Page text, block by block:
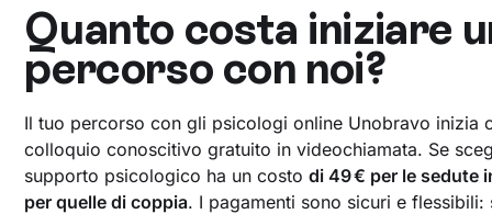
Quanto costa iniziare
percorso con noi?
Il tuo percorso con gli psicologi online Unobravo inizia
colloquio conoscitivo gratuito in videochiamata. Se
supporto psicologico ha un costodi 49 € per le sedute
per quelle di coppia. I pagamenti sono sicuri e flessibili: